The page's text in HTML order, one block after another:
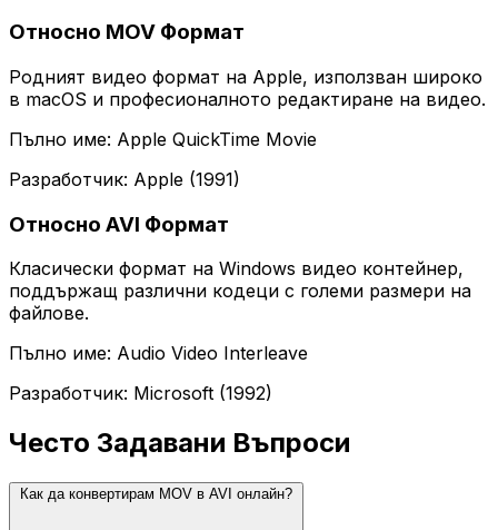
Относно MOV Формат
Родният видео формат на Apple, използван широко
в macOS и професионалното редактиране на видео.
Пълно име: Apple QuickTime Movie
Разработчик: Apple (1991)
Относно AVI Формат
Класически формат на Windows видео контейнер,
поддържащ различни кодеци с големи размери на
файлове.
Пълно име: Audio Video Interleave
Разработчик: Microsoft (1992)
Често Задавани Въпроси
Как да конвертирам MOV в AVI онлайн?